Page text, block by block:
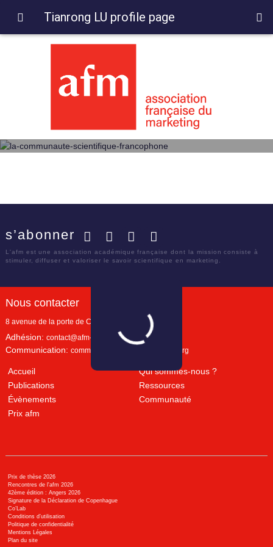
s’abonner
L'afm est une association académique française dont la mission consiste à
stimuler, diffuser et valoriser le savoir scientifique en marketing.
Nous contacter
8 avenue de la porte de Champerret 75017
Adhésion: contact@afm-marketing.org
Communication: communication@afm-marketing.org
Accueil
Qui sommes-nous ?
Publications
Ressources
Évènements
Communauté
Prix afm
Prix de thèse 2026
Rencontres de l'afm 2026
42ème édition : Angers 2026
Signature de la Déclaration de Copenhague
Co’Lab
Conditions d’utilisation
Politique de confidentialité
Mentions Légales
Plan du site
Tianrong LU profile page